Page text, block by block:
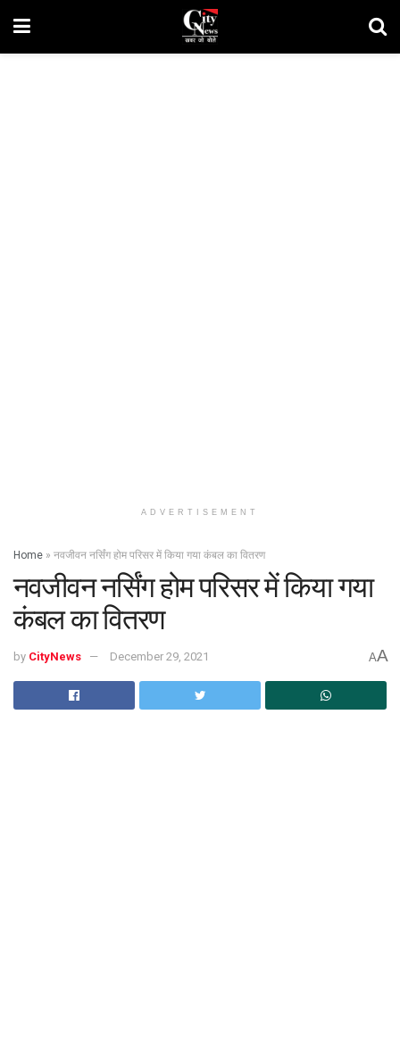
ADVERTISEMENT
Home » नवजीवन नर्सिंग होम परिसर में किया गया कंबल का वितरण
नवजीवन नर्सिंग होम परिसर में किया गया
कंबल का वितरण
by CityNews December 29, 2021 AA